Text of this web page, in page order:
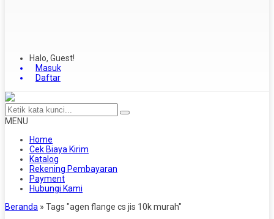
Halo, Guest!
Masuk
Daftar
MENU
Home
Cek Biaya Kirim
Katalog
Rekening Pembayaran
Payment
Hubungi Kami
Beranda » Tags "agen flange cs jis 10k murah"